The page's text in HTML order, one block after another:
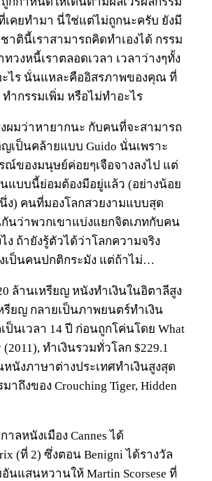
คยทำมา นี่ใช่แต่ไม่ถูกนะครับ ยังมี
าตินี้เราสามารถคิดทำเองได้ กรรม
วงหนี้เราตลอดเวลา เวลาว่างๆทั้ง
ไร นั่นแหละคืออิสรภาพของคุณ ที่
ำกรรมเพิ่ม หรือไม่ทำอะไร
ผมว่าหายากนะ กับคนที่จะสามารถ
เป็นคล้ายแบบ Guido นั่นเพราะ
ณ์ของมนุษย์ค่อยๆเจือจางลงไป แต่
แบบนี้ย่อมต้องมีอยู่แล้ว (อย่างน้อย
ง) คนที่มองโลกสวยงามแบบสุด
กันว่าพวกเขาแบ่งแยกจิตเภทกับคน
ง ถ้ายังรู้ตัวได้ว่าโลกความจริง
ป็นคนปกติกระมัง แต่ถ้าไม่…
ล้านเหรียญ หนังทำเงินในอิตาลีสูง
รียญ กลายเป็นภาพยนตร์ทำเงิน
ป็นเวลา 14 ปี ก่อนถูกโค่นโดย What
(2011), ทำเงินรวมทั่วโลก $229.1
นังภาษาต่างประเทศทำเงินสูงสุด
าถึงของ Crouching Tiger, Hidden
ลหนังเมือง Cannes ได้
(ที่ 2) ซึ่งตอน Benigni ได้รางวัล
นแสนหวานให้ Martin Scorsese ที่